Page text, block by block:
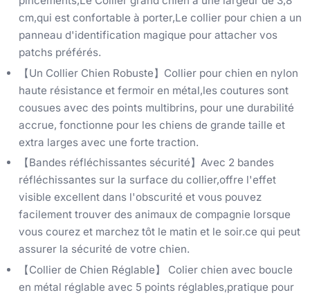
cm,qui est confortable à porter,Le collier pour chien a un
panneau d'identification magique pour attacher vos
patchs préférés.
【Un Collier Chien Robuste】Collier pour chien en nylon
haute résistance et fermoir en métal,les coutures sont
cousues avec des points multibrins, pour une durabilité
accrue, fonctionne pour les chiens de grande taille et
extra larges avec une forte traction.
【Bandes réfléchissantes sécurité】Avec 2 bandes
réfléchissantes sur la surface du collier,offre l'effet
visible excellent dans l'obscurité et vous pouvez
facilement trouver des animaux de compagnie lorsque
vous courez et marchez tôt le matin et le soir.ce qui peut
assurer la sécurité de votre chien.
【Collier de Chien Réglable】 Colier chien avec boucle
en métal réglable avec 5 points réglables,pratique pour